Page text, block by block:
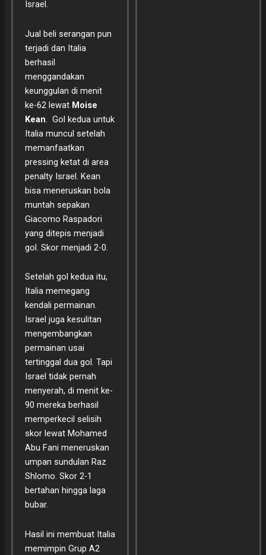
Israel.
Jual beli serangan pun
terjadi dan Italia
berhasil
menggandakan
keunggulan di menit
ke-62 lewat Moise
Kean. Gol kedua untuk
Italia muncul setelah
memanfaatkan
pressing ketat di area
penalty Israel. Kean
bisa meneruskan bola
muntah sepakan
Giacomo Raspadori
yang ditepis menjadi
gol. Skor menjadi 2-0.
Setelah gol kedua itu,
Italia memegang
kendali permainan.
Israel juga kesulitan
mengembangkan
permainan usai
tertinggal dua gol. Tapi
Israel tidak pernah
menyerah, di menit ke-
90 mereka berhasil
memperkecil selisih
skor lewat Mohamed
Abu Fani meneruskan
umpan sundulan Raz
Shlomo. Skor 2-1
bertahan hingga laga
bubar.
Hasil ini membuat Italia
memimpin Grup A2